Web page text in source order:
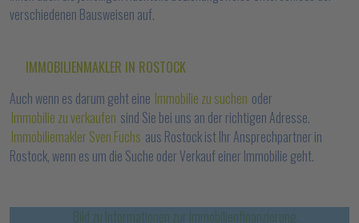
verschiedenen Bausweisen auf.
IMMOBILIENMAKLER IN ROSTOCK
Auch wenn es darum geht eine Immobilie zu suchen oder
Immobilie zu verkaufen sind Sie bei uns an der richtigen Adresse.
Immobiliemakler Sven Fuchs aus Rostock ist Ihr Ansprechpartner in
Rostock, wenn es um die Suche oder Verkauf einer Immobilie geht.